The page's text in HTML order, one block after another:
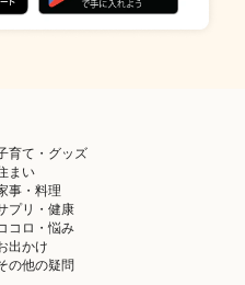
育て・グッズ
まい
事・料理
プリ・健康
コロ・悩み
出かけ
の他の疑問